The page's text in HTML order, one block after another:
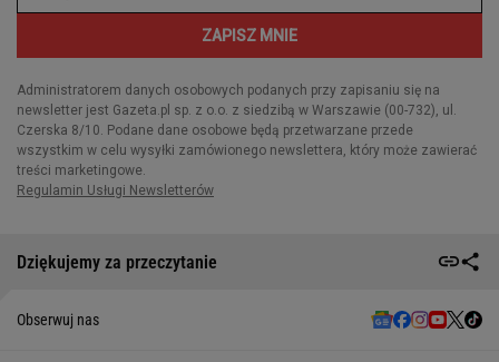
Dziękujemy za przeczytanie
Obserwuj nas